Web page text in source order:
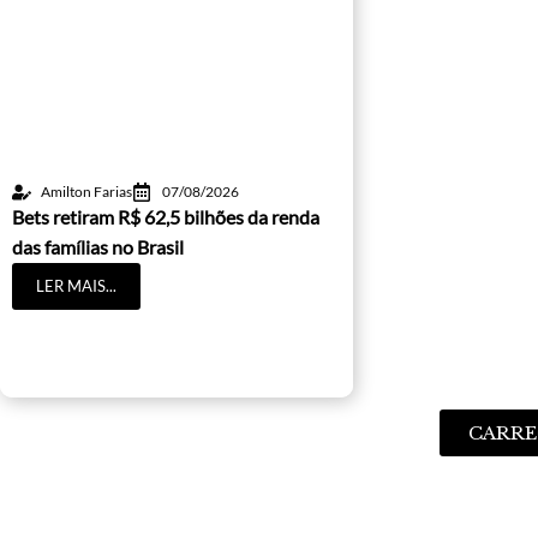
Amilton Farias 07/08/2026
Bets retiram R$ 62,5 bilhões da renda
das famílias no Brasil
LER MAIS...